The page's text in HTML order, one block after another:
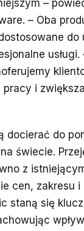
–
– Oba
usługi.
pracy i
docierać do
świecie.
z
cen, zakresu
staną się